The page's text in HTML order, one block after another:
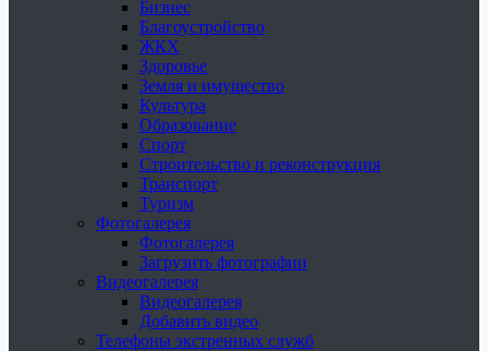
Бизнес
Благоустройство
ЖКХ
Здоровье
Земля и имущество
Культура
Образование
Спорт
Строительство и реконструкция
Транспорт
Туризм
Фотогалерея
Фотогалерея
Загрузить фотографии
Видеогалерея
Видеогалерея
Добавить видео
Телефоны экстренных служб